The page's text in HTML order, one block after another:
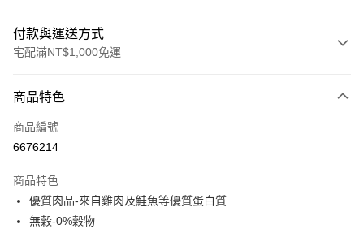
付款與運送方式
宅配滿NT$1,000免運
信用卡一次付款
信用卡分期付款
合作金庫商業銀行
華南商業銀行
彰化商業銀行
上海商業儲蓄銀行
LINE Pay
Apple Pay
商品特色
商品編號
6676214
商品特色
優質肉品-來自雞肉及鮭魚等優質蛋白質
無穀-0%穀物